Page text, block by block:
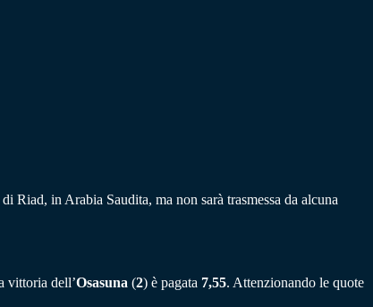
in Arabia Saudita, ma non sarà trasmessa da alcuna
vittoria dell’Osasuna (2) è pagata 7,55. Attenzionando le quote